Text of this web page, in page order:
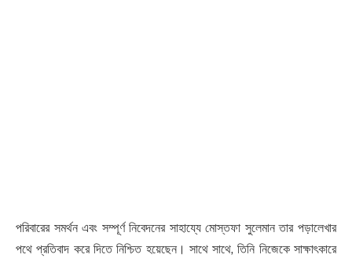
পরিবারের সমর্থন এবং সম্পূর্ণ নিবেদনের সাহায্যে মোস্তফা সুলেমান তার পড়ালেখার
পথে প্রতিবাদ করে দিতে নিশ্চিত হয়েছেন। সাথে সাথে, তিনি নিজেকে সাক্ষাৎকারে